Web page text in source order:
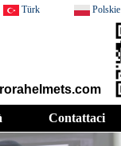
Türk Polskie
Contattaci